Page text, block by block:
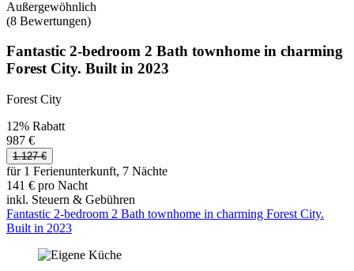
Außergewöhnlich
(8 Bewertungen)
Fantastic 2-bedroom 2 Bath townhome in charming
Forest City. Built in 2023
Forest City
12% Rabatt
987 €
1.127 €
für 1 Ferienunterkunft, 7 Nächte
141 € pro Nacht
inkl. Steuern & Gebühren
Fantastic 2-bedroom 2 Bath townhome in charming Forest City.
Built in 2023